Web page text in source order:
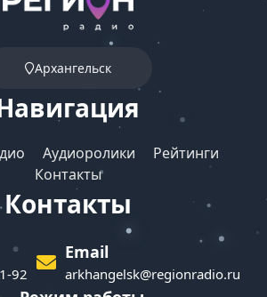
Архангельск
Аудиоролики
Рейтинги
Контакты
Контакты
92
Email
arkhangelsk@regionradio.ru